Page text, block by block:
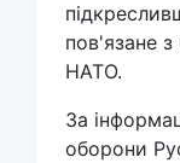
пов'язане
НАТО.
За
оборони